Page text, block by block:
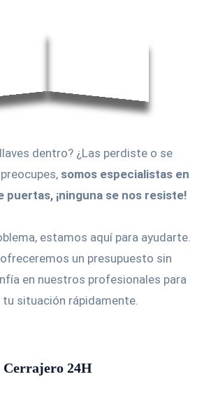
dentro? ¿Las perdiste o se
somos especialistas en
puertas, ¡ninguna se nos resiste!
estamos aquí para ayudarte.
un presupuesto sin
en nuestros profesionales para
tu situación rápidamente.
Cerrajero 24H